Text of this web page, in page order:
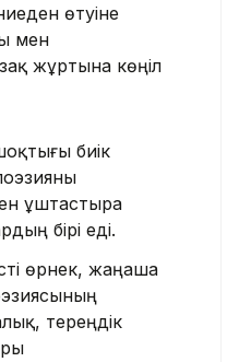
өтуіне
мен
жұртына көңіл
биік
ұштастыра
бірі еді.
өрнек, жаңаша
тереңдік